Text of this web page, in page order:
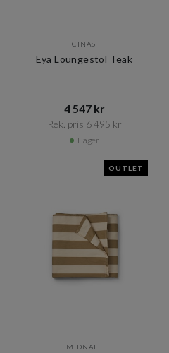
CINAS
Eya Loungestol Teak
4 547 kr​​
Rek. pris 6 495 kr​​
I lager
OUTLET
MIDNATT